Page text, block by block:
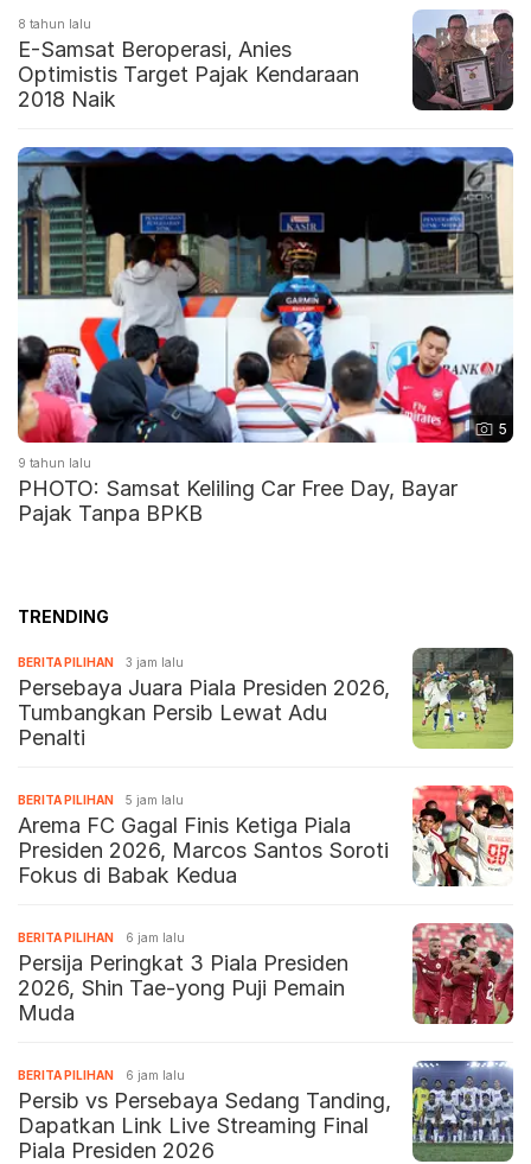
8 tahun lalu
E-Samsat Beroperasi, Anies
Optimistis Target Pajak Kendaraan
2018 Naik
5
9 tahun lalu
PHOTO: Samsat Keliling Car Free Day, Bayar
Pajak Tanpa BPKB
TRENDING
BERITA PILIHAN 3 jam lalu
Persebaya Juara Piala Presiden 2026,
Tumbangkan Persib Lewat Adu
Penalti
BERITA PILIHAN 5 jam lalu
Arema FC Gagal Finis Ketiga Piala
Presiden 2026, Marcos Santos Soroti
Fokus di Babak Kedua
BERITA PILIHAN 6 jam lalu
Persija Peringkat 3 Piala Presiden
2026, Shin Tae-yong Puji Pemain
Muda
BERITA PILIHAN 6 jam lalu
Persib vs Persebaya Sedang Tanding,
Dapatkan Link Live Streaming Final
Piala Presiden 2026